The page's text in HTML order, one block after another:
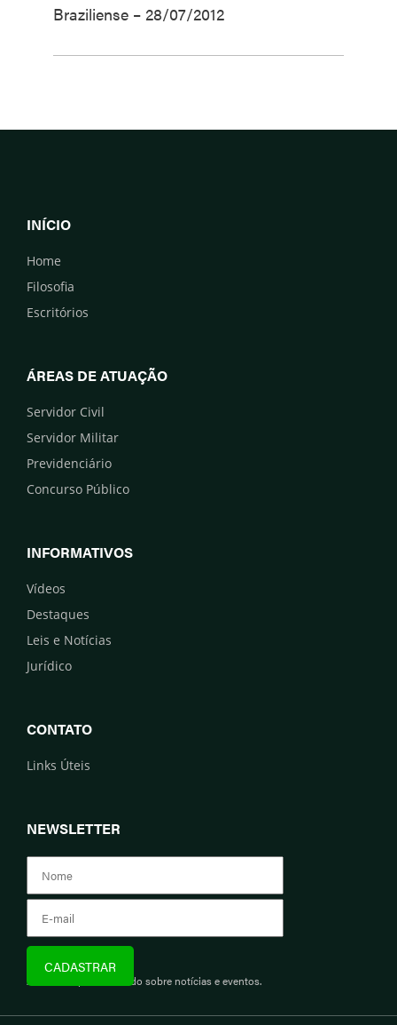
Braziliense – 28/07/2012
INÍCIO
Home
Filosofia
Escritórios
ÁREAS DE ATUAÇÃO
Servidor Civil
Servidor Militar
Previdenciário
Concurso Público
INFORMATIVOS
Vídeos
Destaques
Leis e Notícias
Jurídico
CONTATO
Links Úteis
NEWSLETTER
Assine e fique informado sobre notícias e eventos.